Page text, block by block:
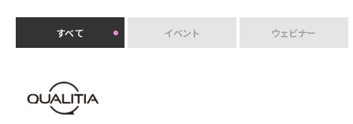
すべて イベント ウェビナー
2026.07.30